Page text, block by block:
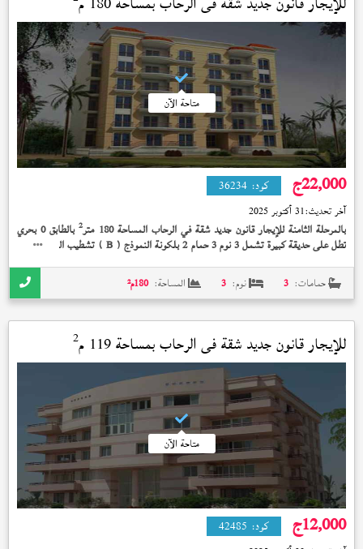
متاحة الآن
22,000ج كود: 36234
آخر تحديث:31 أكتوبر 2025
بالمرحلة الثامنة للإيجار قانون جديد شقة في الرحاب المساحة 180 متر 2 بالطابق 0 بحري
تطل على حديقة كبيرة تشمل 3 نوم 3 حمام 2 بلكونة النموذج ( B ) تشطيب الشركة بسعر
حمامات: 3 نوم: 3 المساحة: 180م²
للإيجار قانون جديد شقة فيالرحاببمساحة 119 م 2
متاحة الآن
12,000ج كود: 42485